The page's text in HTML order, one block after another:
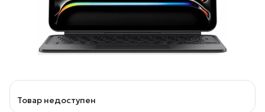
Товар недоступен